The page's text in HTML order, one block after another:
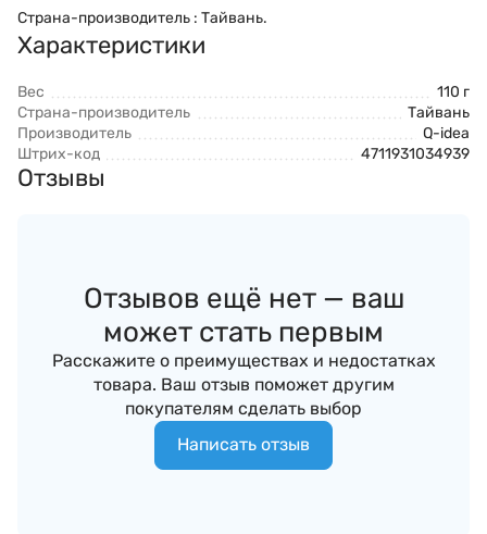
Страна-производитель : Тайвань.
Характеристики
Вес
110 г
Страна-производитель
Тайвань
Производитель
Q-idea
Штрих-код
4711931034939
Отзывы
Отзывов ещё нет — ваш
может стать первым
Расскажите о преимуществах и недостатках
товара. Ваш отзыв поможет другим
покупателям сделать выбор
Написать отзыв